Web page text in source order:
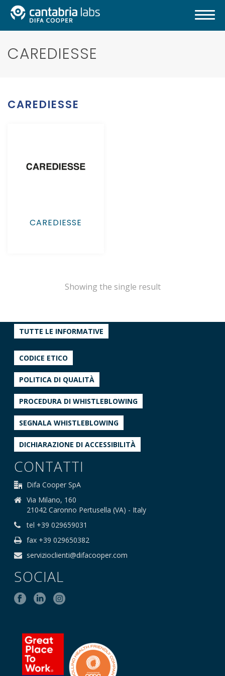
CAREDIESSE
CAREDIESSE
CAREDIESSE
Showing the single result
TUTTE LE INFORMATIVE
CODICE ETICO
POLITICA DI QUALITÀ
PROCEDURA DI WHISTLEBLOWING
SEGNALA WHISTLEBLOWING
DICHIARAZIONE DI ACCESSIBILITÀ
CONTATTI
Difa Cooper SpA
Via Milano, 160
21042 Caronno Pertusella (VA) - Italy
tel +39 029659031
fax +39 029650382
servizioclienti@difacooper.com
SOCIAL